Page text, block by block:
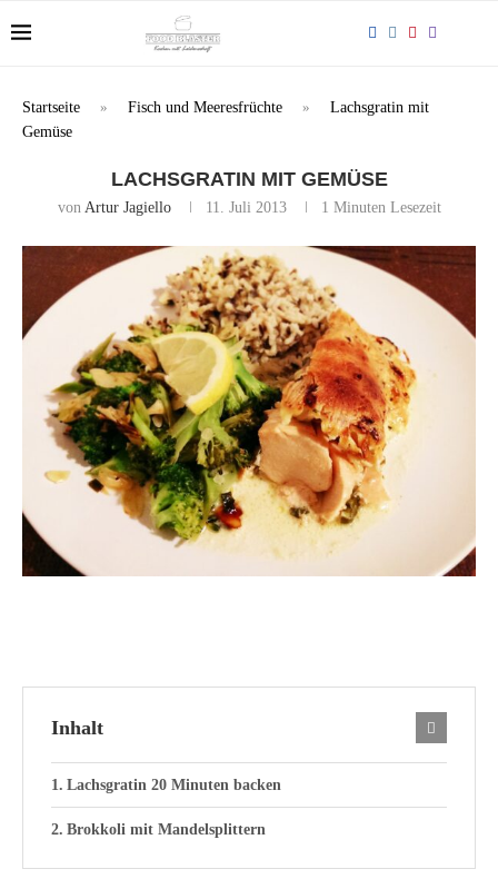
Startseite » Fisch und Meeresfrüchte »
Lachsgratin mit
Gemüse
LACHSGRATIN MIT GEMÜSE
von Artur Jagiello 11. Juli 2013 1 Minuten Lesezeit
Inhalt
Lachsgratin 20 Minuten backen
Brokkoli mit Mandelsplittern